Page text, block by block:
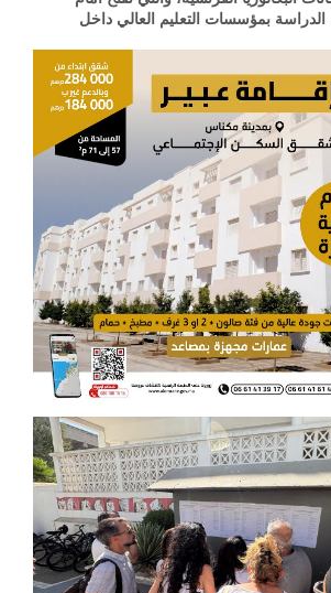
الدراسة بمؤسسات التعليم العالي داخل